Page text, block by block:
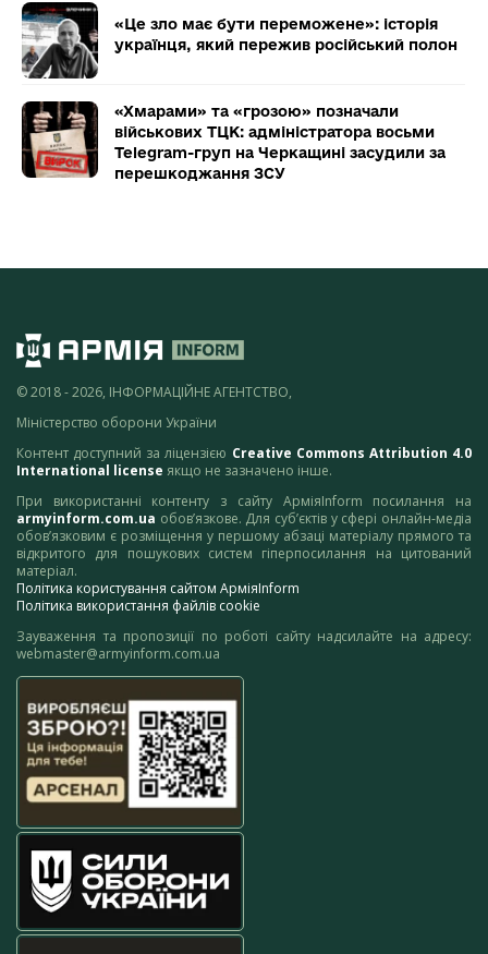
«Це зло має бути переможене»: історія
українця, який пережив російський полон
«Хмарами» та «грозою» позначали
військових ТЦК: адміністратора восьми
Telegram-груп на Черкащині засудили за
перешкоджання ЗСУ
© 2018 - 2026, ІНФОРМАЦІЙНЕ АГЕНТСТВО,
Міністерство оборони України
Контент доступний за ліцензією Creative Commons Attribution 4.0
International license якщо не зазначено інше.
При використанні контенту з сайту АрміяInform посилання на
armyinform.com.ua обов’язкове. Для суб’єктів у сфері онлайн-медіа
обов’язковим є розміщення у першому абзаці матеріалу прямого та
відкритого для пошукових систем гіперпосилання на цитований
матеріал.
Політика користування сайтом АрміяInform
Політика використання файлів cookie
Зауваження та пропозиції по роботі сайту надсилайте на адресу:
webmaster@armyinform.com.ua